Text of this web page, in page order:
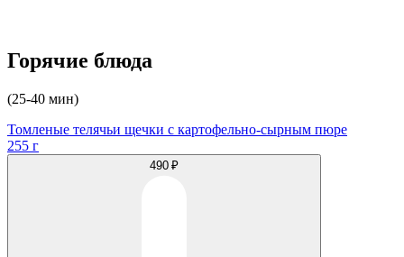
Горячие блюда
(25-40 мин)
Томленые телячьи щечки с картофельно-сырным пюре
255 г
490 ₽